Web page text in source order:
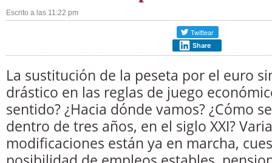
Escrito a las 11:22 pm
Share
La sustitución de la peseta por el euro
drástico en las reglas de juego
sentido? ¿Hacia dónde vamos? ¿Cómo
dentro de tres años, en el siglo XXI?
modificaciones están ya en marcha,